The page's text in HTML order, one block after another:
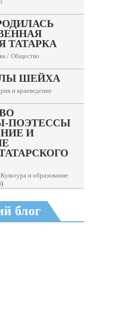
ТАТАРКА
/ Общество
ШЕЙХА
и краеведение
ПОЭТЕССЫ
И
Культура и образование
блог